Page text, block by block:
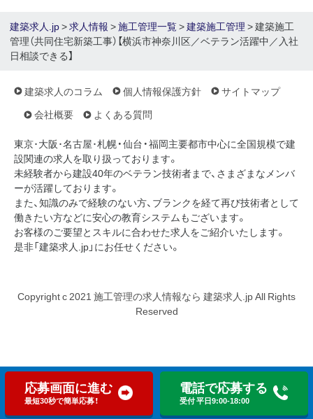
応募画面に進む
最短30秒で簡単応募！
電話で応募する
受付 平日9:00-18:00
建築求人.jp>求人情報 >施工管理一覧>建築施工管理 > 建築施工
管理（共同住宅新築工事）【横浜市神奈川区／ベテラン活躍中／入社
日相談できる】
建築求人のコラム 個人情報保護方針
サイトマップ
会社概要
よくある質問
東京･大阪･名古屋･札幌・仙台・福岡主要都市中心に全国規模で建
設関連の求人を取り扱っております。
未経験者から建設40年のベテラン技術者まで、さまざまなメンバ
ーが活躍しております。
また、知識のみで経験のない方、ブランクを経て再び技術者として
働きたい方などに安心の教育システムもございます。
お客様のご要望とスキルに合わせた求人をご紹介いたします。
是非「建築求人.jp」にお任せください。
Copyright c 2021 施工管理の求人情報なら 建築求人.jp All Rights
Reserved